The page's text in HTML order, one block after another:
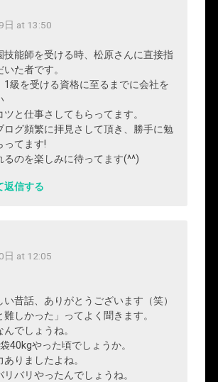
日 at 13:50
技能師を受ける時、松原さんに直接指
た者です。
1級を受ける資格に至るまでに会社を
と仕事さしてもらってます。
ログ頻繁に拝見さして頂き、勝手に勉
ってます!
るのを楽しみに待ってます(^^)
返信する
日 at 12:05
昔話、ありがとうございます（笑）
難しかった」ってよく聞きます。
でしょうね。
40kgやった頃でしょうか。
りましたよね。
バリやったんでしょうね。